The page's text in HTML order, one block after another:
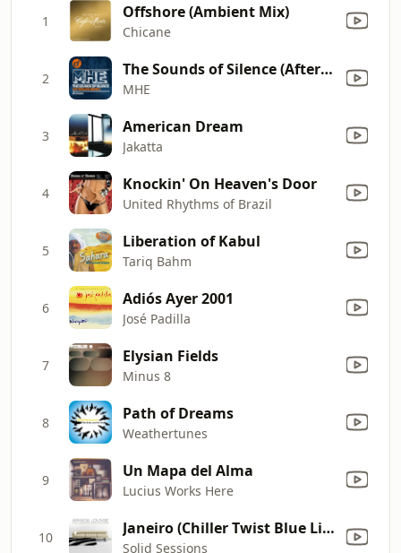
1 Offshore (Ambient Mix)
Chicane
2 The Sounds of Silence (Afterlife Remix)
MHE
3 American Dream
Jakatta
4 Knockin' On Heaven's Door
United Rhythms of Brazil
5 Liberation of Kabul
Tariq Bahm
6 Adiós Ayer 2001
José Padilla
7 Elysian Fields
Minus 8
8 Path of Dreams
Weathertunes
9 Un Mapa del Alma
Lucius Works Here
10 Janeiro (Chiller Twist Blue Line Remix)
Solid Sessions